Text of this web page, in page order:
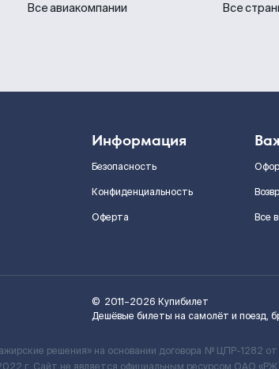
Все авиакомпании
Все
Информация
Безопасность
Конфиденциальность
Оферта
Все
© 2011–2026 Купибилет
Дешёвые билеты на самолёт и поезд,
решения» на основании договора № ЦПР-1282